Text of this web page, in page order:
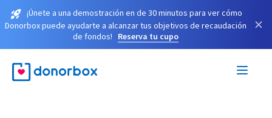
¡Únete a una demostración en de 30 minutos para ver cómo
Donorbox puede ayudarte a alcanzar tus objetivos de recaudación
de fondos!
Reserva tu cupo
×